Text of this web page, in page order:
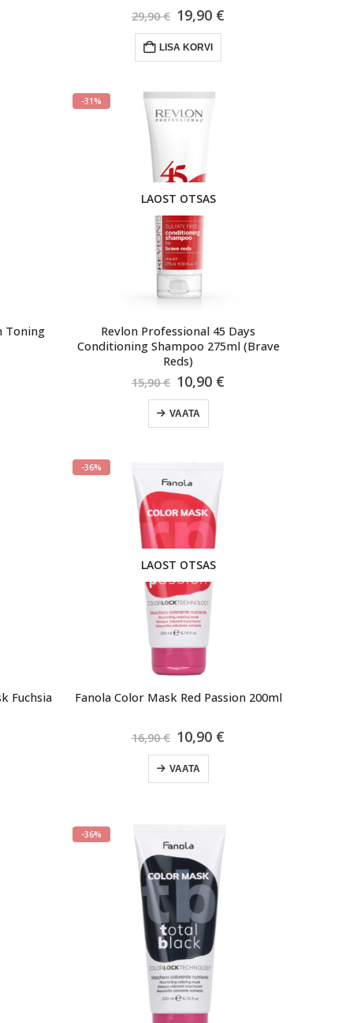
29,90€ Algne
hind
oli:
29,90 €.
19,90 €Praegune
LISA KORVI
Toning
-31%
LAOST OTSAS
Revlon Professional 45 Days
Conditioning Shampoo 275ml (Brave
Reds)
15,90€ Algne
hind
oli:
15,90 €.
10,90 €Praegune
VAATA
Fuchsia
-36%
LAOST OTSAS
Fanola Color Mask Red Passion 200ml
16,90€ Algne
hind
oli:
16,90 €.
10,90 €Praegune
VAATA
-36%